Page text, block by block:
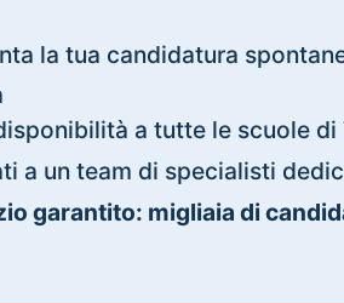
la tua candidatura
a tutte le scuole di
a un team di specialisti
garantito: migliaia di